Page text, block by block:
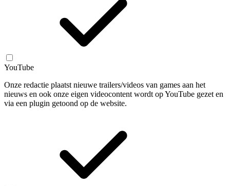
YouTube
Onze redactie plaatst nieuwe trailers/videos van games aan het
nieuws en ook onze eigen videocontent wordt op YouTube gezet en
via een plugin getoond op de website.